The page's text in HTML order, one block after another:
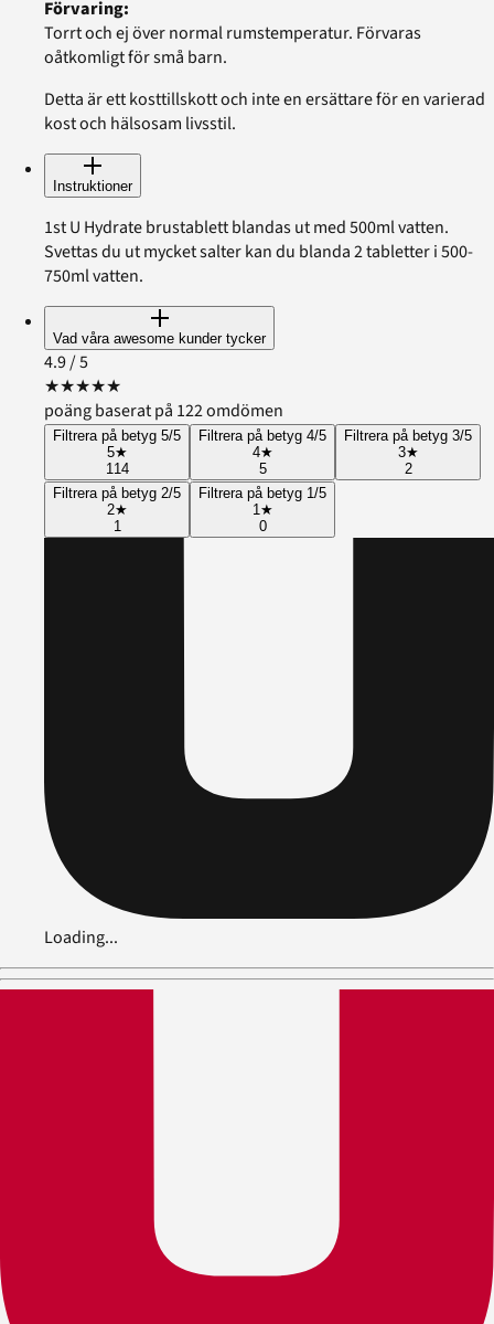
Förvaring:
Torrt och ej över normal rumstemperatur. Förvaras
oåtkomligt för små barn.
Detta är ett kosttillskott och inte en ersättare för en varierad
kost och hälsosam livsstil.
Instruktioner
1st U Hydrate brustablett blandas ut med 500ml vatten.
Svettas du ut mycket salter kan du blanda 2 tabletter i 500-
750ml vatten.
Vad våra awesome kunder tycker
4.9/ 5
★★★★★
poäng baserat på 122 omdömen
Filtrera på betyg 5/5
5★
114
Filtrera på betyg 4/5
4★
5
Filtrera på betyg 3/5
3★
2
Filtrera på betyg 2/5
2★
1
Filtrera på betyg 1/5
1★
0
Loading...